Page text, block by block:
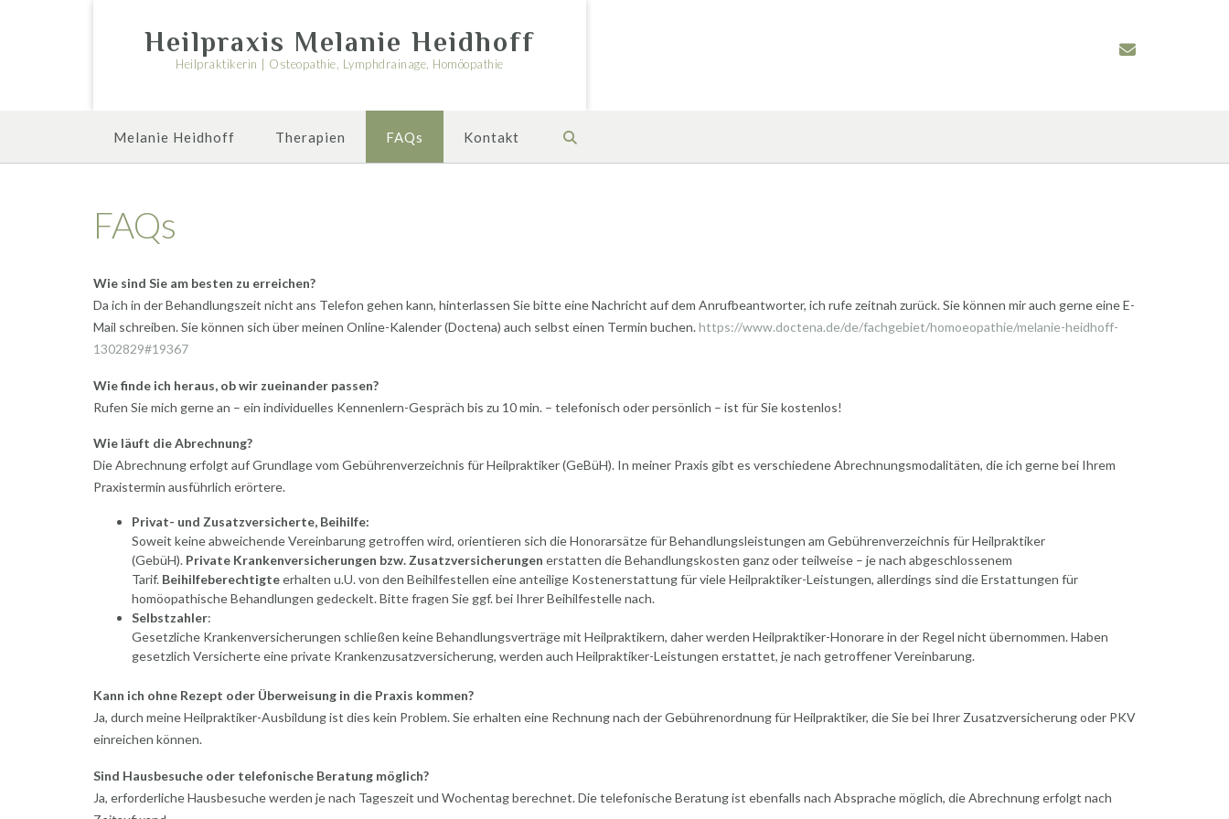
Heilpraxis Melanie Heidhoff
Heilpraktikerin | Osteopathie, Lymphdrainage, Homöopathie
Melanie Heidhoff Therapien FAQs Kontakt
FAQs
Wie sind Sie am besten zu erreichen?
Da ich in der Behandlungszeit nicht ans Telefon gehen kann, hinterlassen Sie bitte eine Nachricht auf dem Anrufbeantworter, ich rufe zeitnah zurück. Sie können mir auch gerne eine E-
Mail schreiben. Sie können sich über meinen Online-Kalender (Doctena) auch selbst einen Termin buchen.https://www.doctena.de/de/fachgebiet/homoeopathie/melanie-heidhoff-
1302829#19367
Wie finde ich heraus, ob wir zueinander passen?
Rufen Sie mich gerne an – ein individuelles Kennenlern-Gespräch bis zu 10 min. – telefonisch oder persönlich – ist für Sie kostenlos!
Wie läuft die Abrechnung?
Die Abrechnung erfolgt auf Grundlage vom Gebührenverzeichnis für Heilpraktiker (GeBüH). In meiner Praxis gibt es verschiedene Abrechnungsmodalitäten, die ich gerne bei Ihrem
Praxistermin ausführlich erörtere.
Privat- und Zusatzversicherte, Beihilfe:
Soweit keine abweichende Vereinbarung getroffen wird, orientieren sich die Honorarsätze für Behandlungsleistungen am Gebührenverzeichnis für Heilpraktiker
(GebüH). Private Krankenversicherungen bzw. Zusatzversicherungen erstatten die Behandlungskosten ganz oder teilweise – je nach abgeschlossenem
Tarif. Beihilfeberechtigteerhalten u.U. von den Beihilfestellen eine anteilige Kostenerstattung für viele Heilpraktiker-Leistungen, allerdings sind die Erstattungen für
homöopathische Behandlungen gedeckelt. Bitte fragen Sie ggf. bei Ihrer Beihilfestelle nach.
Selbstzahler:
Gesetzliche Krankenversicherungen schließen keine Behandlungsverträge mit Heilpraktikern, daher werden Heilpraktiker-Honorare in der Regel nicht übernommen. Haben
gesetzlich Versicherte eine private Krankenzusatzversicherung, werden auch Heilpraktiker-Leistungen erstattet, je nach getroffener Vereinbarung.
Kann ich ohne Rezept oder Überweisung in die Praxis kommen?
Ja, durch meine Heilpraktiker-Ausbildung ist dies kein Problem. Sie erhalten eine Rechnung nach der Gebührenordnung für Heilpraktiker, die Sie bei Ihrer Zusatzversicherung oder PKV
einreichen können.
Sind Hausbesuche oder telefonische Beratung möglich?
Ja, erforderliche Hausbesuche werden je nach Tageszeit und Wochentag berechnet. Die telefonische Beratung ist ebenfalls nach Absprache möglich, die Abrechnung erfolgt nach